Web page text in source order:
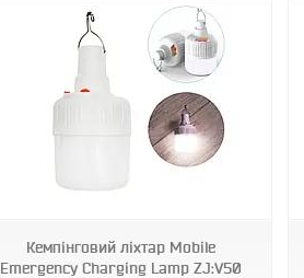
Кемпінговий ліхтар Mobile
Emergency Charging Lamp ZJ:V50